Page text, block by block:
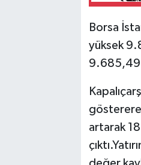
Borsa
yüksek
9.685,49
artarak